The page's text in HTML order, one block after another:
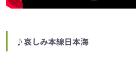
♪哀しみ本線日本海